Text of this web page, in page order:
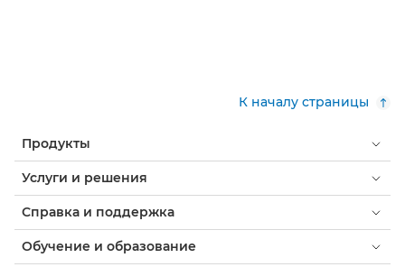
К началу страницы
Продукты
Услуги и решения
Справка и поддержка
Обучение и образование